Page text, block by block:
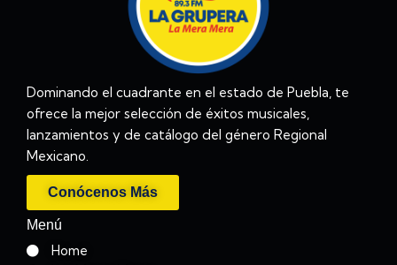
Dominando el cuadrante en el estado de Puebla, te
ofrece la mejor selección de éxitos musicales,
lanzamientos y de catálogo del género Regional
Mexicano.
Conócenos Más
Menú
Home